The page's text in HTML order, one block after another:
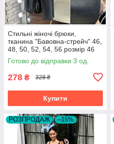
Стильні жіночі брюки,
тканина "Бавовна-стрейч" 46,
48, 50, 52, 54, 56 розмір 46
Готово до відправки 3 од.
278 ₴ 328 ₴
Купити
РОЗПРОДАЖ –15%